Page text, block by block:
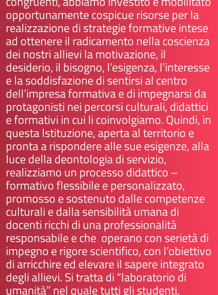
opportunamente cospicue risorse per la
realizzazione di strategie formative intese
ad ottenere il radicamento nella coscienza
dei nostri allievi la motivazione, il
desiderio, il bisogno, l’esigenza, l’interesse
e la soddisfazione di sentirsi al centro
dell’impresa formativa e di impegnarsi da
protagonisti nei percorsi culturali, didattici
e formativi in cui li coinvolgiamo. Quindi, in
questa Istituzione, aperta al territorio e
pronta a rispondere alle sue esigenze, alla
luce della deontologia di servizio,
realizziamo un processo didattico –
formativo flessibile e personalizzato,
promosso e sostenuto dalle competenze
culturali e dalla sensibilità umana di
docenti ricchi di una professionalità
responsabile e che operano con serietà di
impegno e rigore scientifico, con l’obiettivo
di arricchire ed elevare il sapere integrato
degli allievi. Si tratta di “laboratorio di
umanità” nel quale tutti gli studenti,